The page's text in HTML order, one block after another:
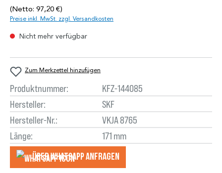
(Netto: 97,20 €)
Preise inkl. MwSt. zzgl. Versandkosten
Nicht mehr verfügbar
Zum Merkzettel hinzufügen
Produktnummer:
KFZ-144085
Hersteller:
SKF
Hersteller-Nr.:
VKJA 8765
Länge:
171 mm
Über WhatsApp anfragеn